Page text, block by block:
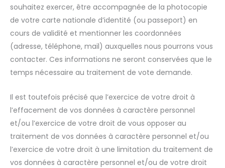
souhaitez exercer, être accompagnée de la photocopie
de votre carte nationale d’identité (ou passeport) en
cours de validité et mentionner les coordonnées
(adresse, téléphone, mail) auxquelles nous pourrons vous
contacter. Ces informations ne seront conservées que le
temps nécessaire au traitement de vote demande.
Il est toutefois précisé que l’exercice de votre droit à
l’effacement de vos données à caractère personnel
et/ou l’exercice de votre droit de vous opposer au
traitement de vos données à caractère personnel et/ou
l’exercice de votre droit à une limitation du traitement de
vos données à caractère personnel et/ou de votre droit